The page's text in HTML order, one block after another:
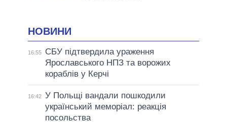
НОВИНИ
16:55
СБУ підтвердила ураження
Ярославського НПЗ та ворожих
кораблів у Керчі
16:42 У Польщі вандали пошкодили
український меморіал: реакція
посольства